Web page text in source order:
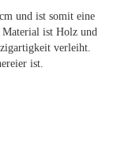
und ist somit eine
Material ist Holz und
verleiht.
ist.